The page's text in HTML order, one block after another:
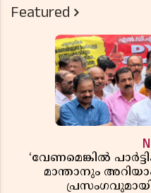
Featured
‘വേണമെങ്കിൽ
മാന്താനും